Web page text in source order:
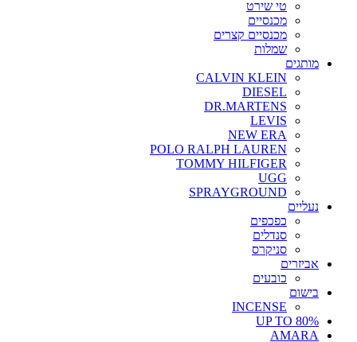
טי שירט
מכנסיים
מכנסיים קצרים
שמלות
מותגים
CALVIN KLEIN
DIESEL
DR.MARTENS
LEVIS
NEW ERA
POLO RALPH LAUREN
TOMMY HILFIGER
UGG
SPRAYGROUND
נעליים
כפכפים
סנדלים
סניקרס
אביזרים
כובעים
בישום
INCENSE
UP TO 80%
AMARA